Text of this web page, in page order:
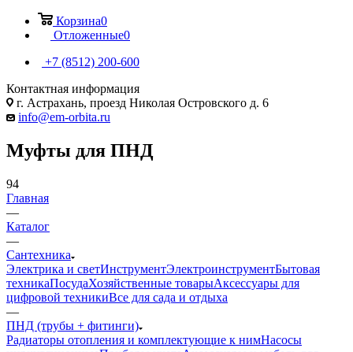
Корзина0
Отложенные0
+7 (8512) 200-600
Контактная информация
г. Астрахань, проезд Николая Островского д. 6
info@em-orbita.ru
Муфты для ПНД
94
Главная
—
Каталог
—
Сантехника
Электрика и светИнструментЭлектроинструментБытовая
техникаПосудаХозяйственные товарыАксессуары для
цифровой техникиВсе для сада и отдыха
—
ПНД (трубы + фитинги)
Радиаторы отопления и комплектующие к нимНасосы